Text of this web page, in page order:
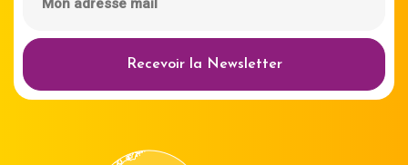
Recevoir la Newsletter